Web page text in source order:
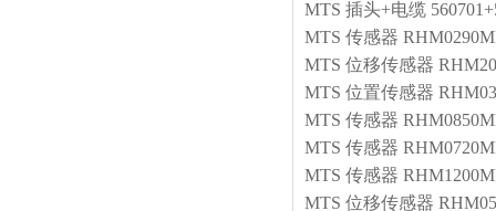
MTS 插头+电缆
MTS 传感器
MTS 位移传感器
MTS 位置传感器
MTS 传感器
MTS 传感器
MTS 传感器
MTS 位移传感器